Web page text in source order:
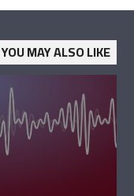
YOU MAY ALSO LIKE